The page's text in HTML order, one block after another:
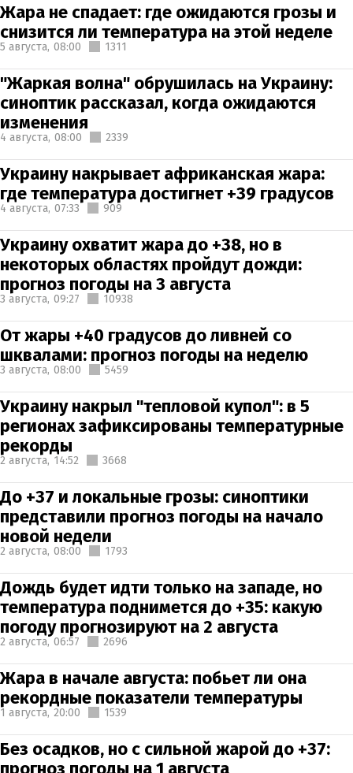
Жара не спадает: где ожидаются грозы и
снизится ли температура на этой неделе
5 августа, 08:00 1311
"Жаркая волна" обрушилась на Украину:
синоптик рассказал, когда ожидаются
изменения
4 августа, 08:00 2339
Украину накрывает африканская жара:
где температура достигнет +39 градусов
4 августа, 07:33 909
Украину охватит жара до +38, но в
некоторых областях пройдут дожди:
прогноз погоды на 3 августа
3 августа, 09:27 10938
От жары +40 градусов до ливней со
шквалами: прогноз погоды на неделю
3 августа, 08:00 5459
Украину накрыл "тепловой купол": в 5
регионах зафиксированы температурные
рекорды
2 августа, 14:52 3668
До +37 и локальные грозы: синоптики
представили прогноз погоды на начало
новой недели
2 августа, 08:00 1793
Дождь будет идти только на западе, но
температура поднимется до +35: какую
погоду прогнозируют на 2 августа
2 августа, 06:57 2696
Жара в начале августа: побьет ли она
рекордные показатели температуры
1 августа, 20:00 1539
Без осадков, но с сильной жарой до +37:
прогноз погоды на 1 августа